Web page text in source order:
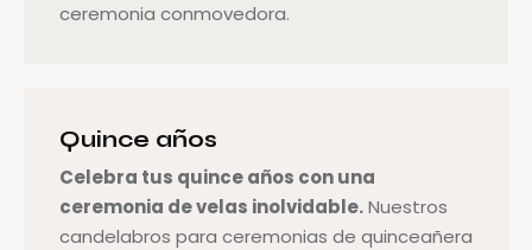
ceremonia conmovedora.
Quince años
Celebra tus quince años con una
ceremonia de velas inolvidable.Nuestros
candelabros para ceremonias de quinceañera